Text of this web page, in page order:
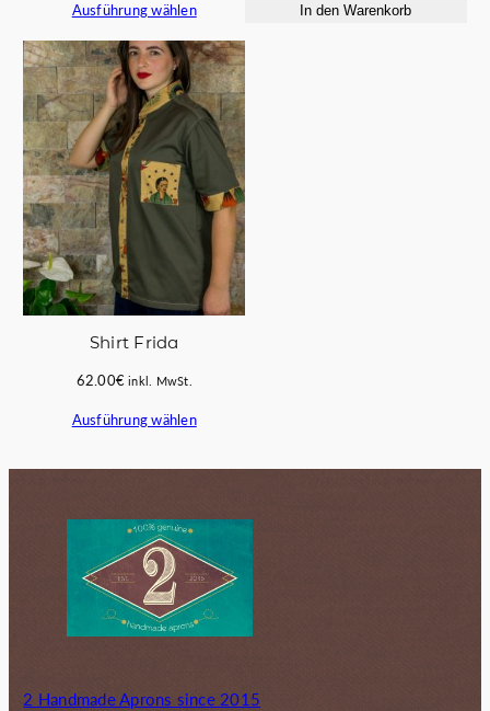
war:
ist:
Ausführung wählen
war:
ist:
In den Warenkorb
Shirt Frida
62.00€ inkl. MwSt.
Ausführung wählen
2 Handmade Aprons since 2015